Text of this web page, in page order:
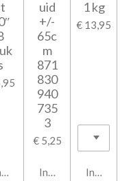
winkelwagen
uid
+/-
65c
m
871
830
940
735
3
€ 5,25
In winkelwagen
1 kg
€ 13,95
In